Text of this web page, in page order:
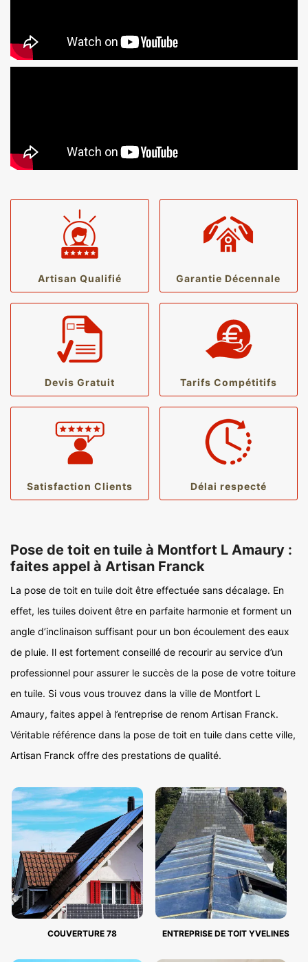
Artisan Qualifié Garantie Décennale
Devis Gratuit Tarifs Compétitifs
Satisfaction Clients Délai respecté
Pose de toit en tuile à Montfort L Amaury :
faites appel à Artisan Franck
La pose de toit en tuile doit être effectuée sans décalage. En
effet, les tuiles doivent être en parfaite harmonie et forment un
angle d’inclinaison suffisant pour un bon écoulement des eaux
de pluie. Il est fortement conseillé de recourir au service d’un
professionnel pour assurer le succès de la pose de votre toiture
en tuile. Si vous vous trouvez dans la ville de Montfort L
Amaury, faites appel à l’entreprise de renom Artisan Franck.
Véritable référence dans la pose de toit en tuile dans cette ville,
Artisan Franck offre des prestations de qualité.
COUVERTURE 78 ENTREPRISE DE TOIT YVELINES